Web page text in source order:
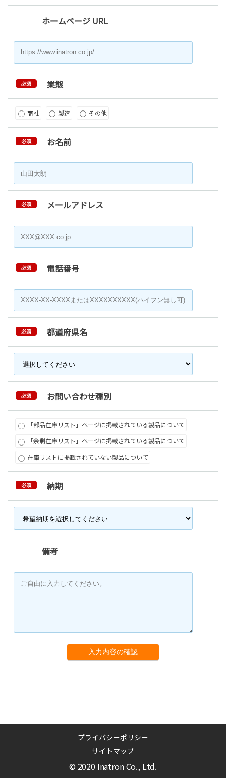
ホームページ URL
必須 業態
商社 製造 その他
必須 お名前
必須 メールアドレス
必須 電話番号
必須 都道府県名
必須 お問い合わせ種別
「部品在庫リスト」ページに掲載されている製品について
「余剰在庫リスト」ページに掲載されている製品について
在庫リストに掲載されていない製品について
必須 納期
備考
入力内容の確認
プライバシーポリシー
サイトマップ
© 2020 Inatron Co., Ltd.